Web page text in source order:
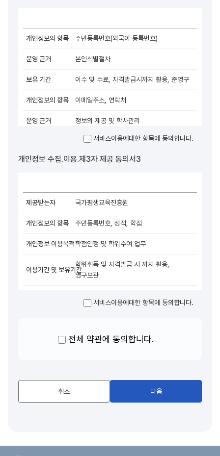
학점은행제 수강생 : 위 제공사항은 학사관리(사전보고,성적보고
등)에 반드시 필요한 사항으로 거부하실 경우 학사관리 및
주민등록번호(외국이 등록번호)
본인식별절차
이수 및 수료, 자격발급시까지 활용, 준영구
이메일주소, 연락처
정보의 제공 및 학사관리
※귀하께서는 개인정보 제공 및 활용에 거부할 권리가 있습니다.
필요한 사항으로 거부하실 경우 이수 및 수료처리가 어려울 수
서비스이용에대한 항목에 동의합니다.
개인정보 수집.이용.제3자 제공 동의서3
국가평생교육진흥원
주민등록번호, 성적, 학점
학점인정 및 학위수여 업무
학위취득 및 자격발급 시 까지 활용,
영구보관
신청이 불가능함을 알려드립니다.
서비스이용에대한 항목에 동의합니다.
전체 약관에 동의합니다.
취소 다음